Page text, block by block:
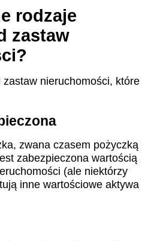
rodzaje
zastaw
nieruchomości, które
zwana czasem pożyczką
zabezpieczona wartością
(ale niektórzy
inne wartościowe aktywa